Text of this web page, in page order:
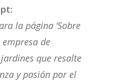
la página ‘Sobre
de
que resalte
y pasión por el